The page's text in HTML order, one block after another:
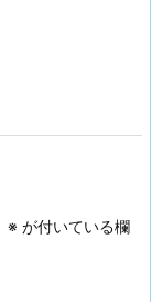
※ が付いている欄